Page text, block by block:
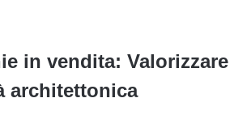
in vendita: Valorizzare
architettonica